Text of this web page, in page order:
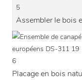
5
Assembler le bois
6
Placage en bois